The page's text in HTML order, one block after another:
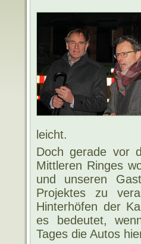
leicht.
Doch gerade vor
Mittleren Ringes
und unseren
Projektes zu
Hinterhöfen der
es bedeutet,
Tages die Autos